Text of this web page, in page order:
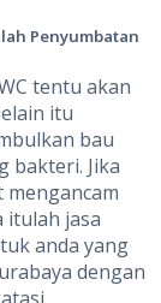
Penyumbatan
tentu akan
itu
bau
bakteri. Jika
itulah jasa
anda yang
dengan